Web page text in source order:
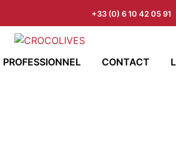
+33 (0) 6 10 42 05 91
PROFESSIONNEL CONTACT